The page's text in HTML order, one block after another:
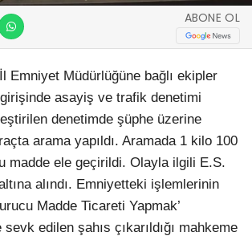
ABONE OL
Emniyet Müdürlüğüne bağlı ekipler
asayiş ve trafik denetimi
denetimde şüphe üzerine
arama yapıldı. Aramada 1 kilo 100
madde ele geçirildi. Olayla ilgili E.S.
alındı. Emniyetteki işlemlerinin
Madde Ticareti Yapmak’
edilen şahıs çıkarıldığı mahkeme